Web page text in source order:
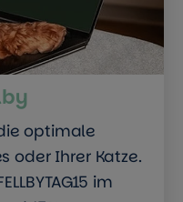
optimale
oder Ihrer Katze.
im